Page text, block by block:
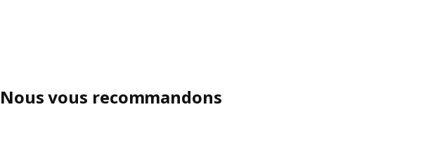
Nous vous recommandons